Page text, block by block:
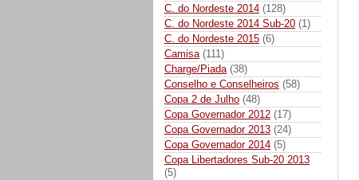
C. do Nordeste 2014 (128)
C. do Nordeste 2014 Sub-20 (1)
C. do Nordeste 2015 (6)
Camisa (111)
Charge/Piada (38)
Conselho e Conselheiros (58)
Copa 2 de Julho (48)
Copa Governador 2012 (17)
Copa Governador 2013 (24)
Copa Governador 2014 (5)
Copa Libertadores Sub-20 2013
(5)